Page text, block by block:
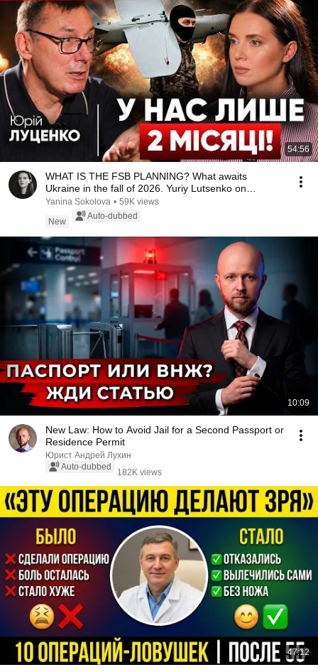
54:56
WHAT IS THE FSB PLANNING? What awaits
Ukraine in the fall of 2026. Yuriy Lutsenko on
Rendezvous
Yanina Sokolova • 59K views
New
Auto-dubbed
10:09
New Law: How to Avoid Jail for a Second Passport or
Residence Permit
Юрист Андрей Лухин
Auto-dubbed
182K views
47:12